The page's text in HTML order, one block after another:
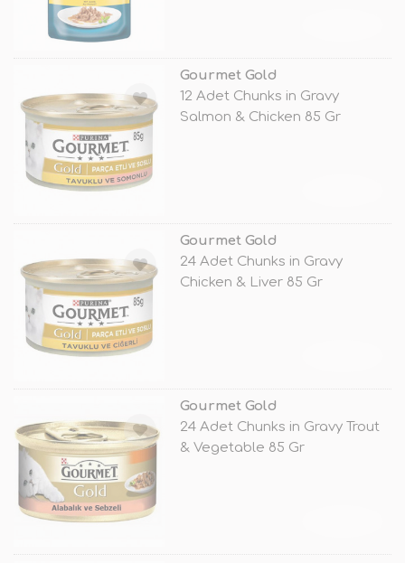
Gourmet Gold
12 Adet Chunks in Gravy
Salmon & Chicken 85 Gr
Gourmet Gold
24 Adet Chunks in Gravy
Chicken & Liver 85 Gr
Gourmet Gold
24 Adet Chunks in Gravy Trout
& Vegetable 85 Gr